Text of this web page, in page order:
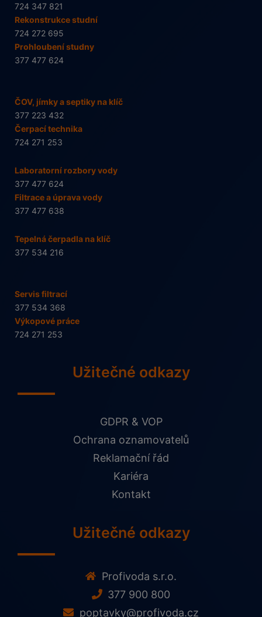
724 347 821
Rekonstrukce studní
724 272 695
Prohloubení studny
377 477 624
ČOV, jímky a septiky na klíč
377 223 432
Čerpací technika
724 271 253
Laboratorní rozbory vody
377 477 624
Filtrace a úprava vody
377 477 638
Tepelná čerpadla na klíč
377 534 216
Servis filtrací
377 534 368
Výkopové práce
724 271 253
Užitečné odkazy
GDPR & VOP
Ochrana oznamovatelů
Reklamační řád
Kariéra
Kontakt
Užitečné odkazy
Profivoda s.r.o.
377 900 800
poptavky@profivoda.cz